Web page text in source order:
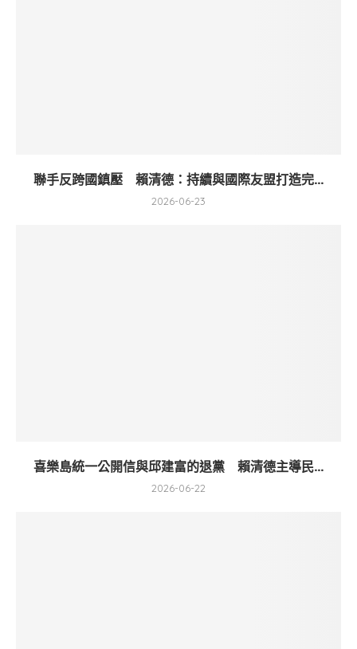
聯手反跨國鎮壓 賴清德：持續與國際友盟打造完...
2026-06-23
喜樂島統一公開信與邱建富的退黨 賴清德主導民...
2026-06-22